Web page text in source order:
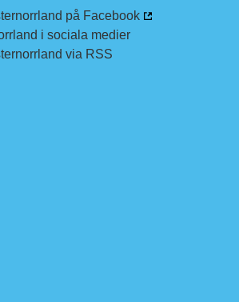
på Facebook
i sociala medier
via RSS